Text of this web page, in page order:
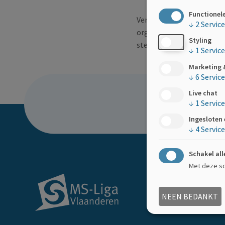
Vermeld in je mail om
organiseert, waar en
stemmen om jouw actie
↓ 2
Styling
↓ 1 Service
Marketing
↓ 6
Live chat
↓ 1 Service
Ingesloten
↓ 4
Schakel
Met deze
NEEN BEDANKT